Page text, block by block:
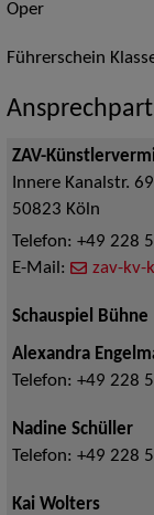
Oper
Führerschein
ZAV-
Innere Kanalstr. 69
50823 Köln
Telefon: +49 228
E-Mail:
zav-kv-
Schauspiel Bühne
Alexandra
Telefon: +49 228
Nadine Schüller
Telefon: +49 228
Kai Wolters